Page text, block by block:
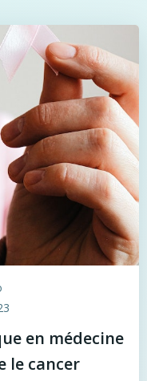
en médecine
le cancer